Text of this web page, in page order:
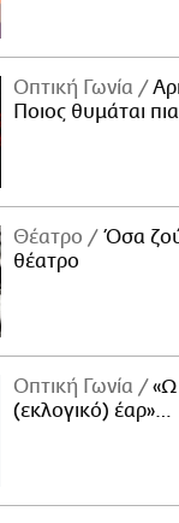
Οπτική Γωνία
Ποιος θυμάται
Θέατρο
Όσα
θέατρο
Οπτική Γωνία
«Ω
(εκλογικό) έαρ»…